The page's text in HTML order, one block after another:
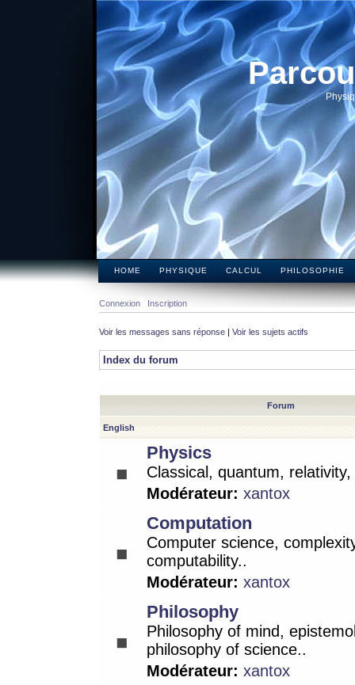
HOME PHYSIQUE CALCUL PHILOSOPHIE
Connexion Inscription
Voir les messages sans réponse | Voir les sujets actifs
Index du forum
Forum
English
Physics
Classical, quantum,
Modérateur: xantox
Computation
Computer science,
computability..
Modérateur: xantox
Philosophy
Philosophy of mind,
philosophy of science..
Modérateur: xantox